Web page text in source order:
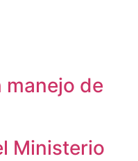
manejo de
Ministerio